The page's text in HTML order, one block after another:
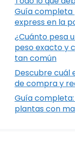
Guía
express en la
¿Cuánto pesa
peso exacto y
tan común
Descubre cuál
de compra y
Guía
plantas con